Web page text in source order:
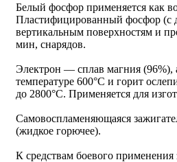
Белый фосфор применяется как
Пластифицированный фосфор (с
вертикальным поверхностям и
мин, снарядов.
Электрон — сплав магния (96%),
температуре 600°С и горит
до 2800°С. Применяется для
Самовоспламеняющаяся
(жидкое горючее).
К средствам боевого